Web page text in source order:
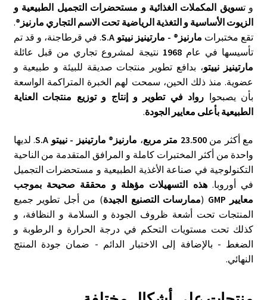
و تسويق المكملات الغذائية و مستحضرات التجميل الطبيعية و
الزيوت الأساسية و التغذية الرياضية تحت الاسم التجاري مارنيز®.
تقع مختبرات مارنيز® - مارتينيز نييتو S.A
. في قرطاجنة، و قد تم
تأسيسها في عام1968 نتيجة لمشروع تجاري من قبل عائلة
مارتينيز نييتو، بدافع تطوير منتجات صديقة للبيئة و طبيعية و
عضوية. منذ ذلك الحين، سمحت لهم الخبرة المتراكمة الواسعة
بأن يصبحوا رواد في تطوير و إنتاج و توزيع منتجات العناية
الطبيعية بأعلى معايير الجودة.
مع أكثر من 23.500 متر مربع ، مارنيز® مارتينيز - نييتو S.A
. لديها
واحدة من أكثر المختبرات كاملة و المرافق المتقدمة من الناحية
التكنولوجية في صناعة الأغذية الطبيعية و مستحضرات التجميل
في أوروبا.هذه التسهيلات مؤهلة و محققة صحيحة بموجب
معايير GMP
(ممارسات التصنيع الجيدة) من أجل تطوير جميع
المنتجات تحت أشعة ظروف الجودة و السلامة و النظافة، و
كذلك تحت مستويات التحكم في درجة الحرارة و الرطوبة و
الضغط - بالإضافة إلى الاختبار الدائم - ضمان جودة المنتج
النهائي.